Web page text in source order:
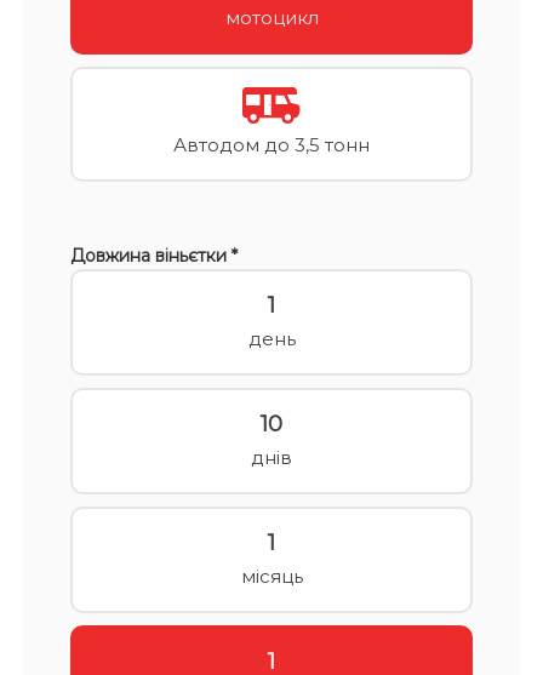
мотоцикл
Автодом до 3,5 тонн
Довжина віньєтки *
1
день
10
днів
1
місяць
1